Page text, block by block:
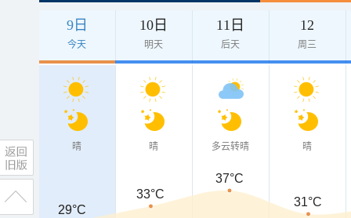
9日
今天
10日
明天
11日
后天
12
周三
晴 晴 多云转晴 晴
29°C
29°C
33°C
37°C
31°C